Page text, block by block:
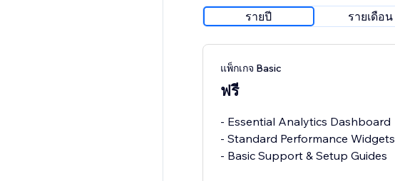
รายปี รายเดือน
แพ็กเกจ Basic
ฟรี
- Essential Analytics Dashboard
- Standard Performance Widgets
- Basic Support & Setup Guides